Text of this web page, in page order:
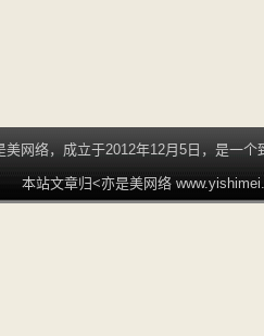
美网络，成立于2012年12月5日，是一
本站文章归<亦是美网络